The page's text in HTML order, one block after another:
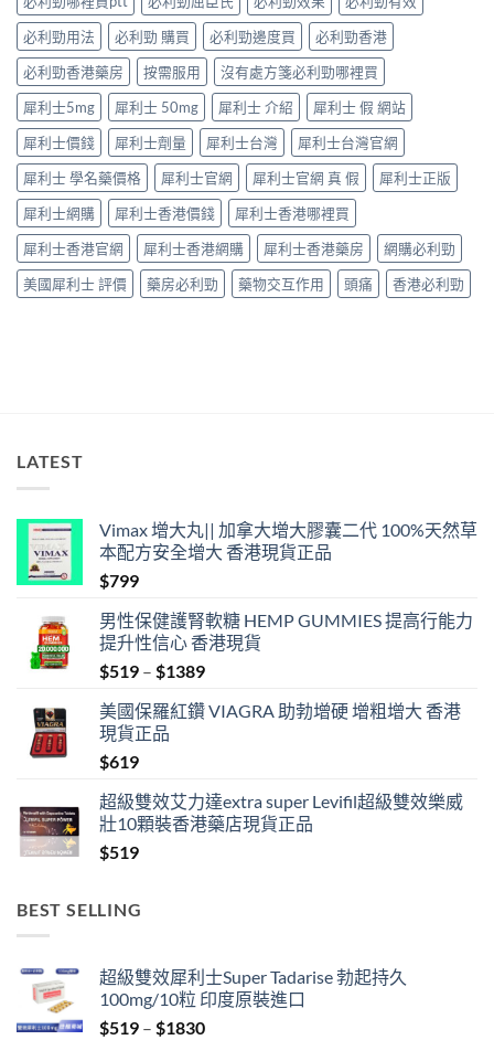
男
性
必
讀〉
中
理」？〉
中
——
呢
類
ED
唔
係
「壞
咗」，
係
心
因
型〉
中
長
食
有
咩
後
果
要
知！〉
中
必利勁用法
必利勁 購買 必利勁邊度買
必利勁香港
必利勁香港藥房
按需服用
沒有處方箋必利勁哪裡買
犀利士5mg
犀利士 50mg 犀利士 介紹
犀利士 假 網站
犀利士價錢
犀利士劑量 犀利士台灣
犀利士台灣官網
犀利士 學名藥價格
犀利士官網 犀利士官網 真 假
犀利士正版
犀利士網購
犀利士香港價錢
犀利士香港哪裡買
犀利士香港官網
犀利士香港網購 犀利士香港藥房
網購必利勁
美國犀利士 評價
藥房必利勁 藥物交互作用 頭痛 香港必利勁
LATEST
Vimax 增大丸|| 加拿大增大膠囊二代 100%天然草
本配方安全增大 香港現貨正品
$799
男性保健護腎軟糖 HEMP GUMMIES 提高行能力
提升性信心 香港現貨
$519 – $1389Price
$519
美國保羅紅鑽 VIAGRA 助勃增硬 增粗增大 香港
現貨正品
$619
超級雙效艾力達extra super Levifil超級雙效樂威
壯10顆裝香港藥店現貨正品
$519
BEST SELLING
超級雙效犀利士Super Tadarise 勃起持久
100mg/10粒 印度原裝進口
$519 – $1830Price